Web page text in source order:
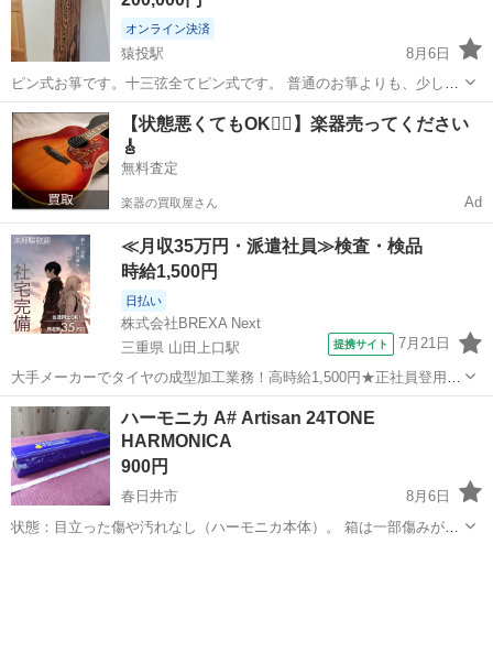
オンライン決済
猿投駅
8月6日
ピン式お箏です。十三弦全てピン式です。 普通のお箏よりも、少し分
厚くなっています。 長さは185㎝です。 従来の糸締め（伝統的な方
法）ではなく、金属のピンを付属のハンドルでくるくる回すことで、
簡単にチューニ...
愛知 豊田市 猿投駅 弦楽器、ギター
【状態悪くてもOK🙆‍♀️】楽器売ってください
🎸
無料査定
楽器の買取屋さん Ad
≪月収35万円・派遣社員≫検査・検品
時給1,500円
日払い
株式会社BREXA Next
三重県 山田上口駅
提携サイト 7月21日
大手メーカーでタイヤの成型加工業務！高時給1,500円★正社員登用制
度あり！ワンルーム寮完備！マイカー通勤OK！無料駐車場あり！《三
重県伊勢市》 人気の工場のお仕事 ◇タイヤの製造◇ トラック・バ
ス・RV車用を中心とした...
三重 伊勢市 山田上口駅 その他
ハーモニカ A# Artisan 24TONE
HARMONICA
900円
春日井市
8月6日
状態：目立った傷や汚れなし（ハーモニカ本体）。 箱は一部傷みが見